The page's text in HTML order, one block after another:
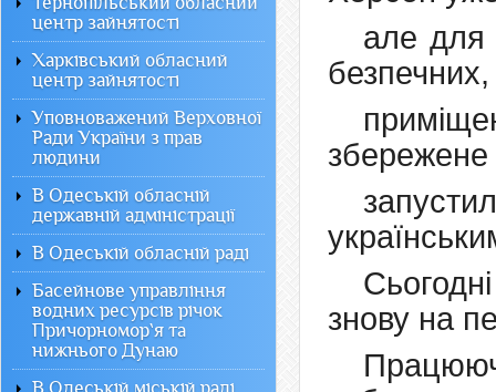
але для
знову на
центр зайнятості
Харківський обласний
центр зайнятості
Уповноважений Верховної
Ради України з прав
людини
В Одеській обласній
державній адміністрації
В Одеській обласній раді
Басейнове управління
водних ресурсів річок
Причорномор`я та
нижнього Дунаю